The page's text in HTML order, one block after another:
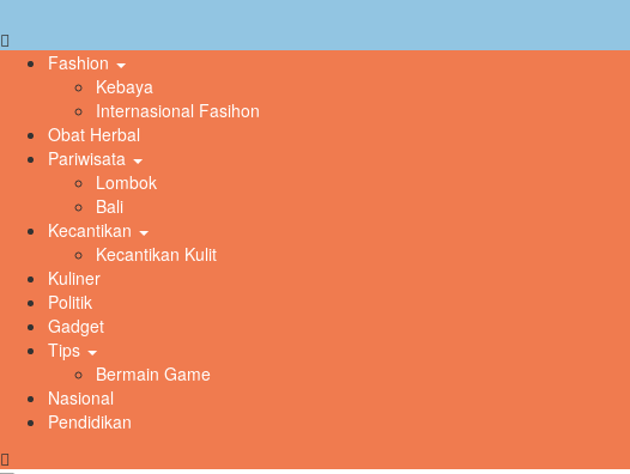
Fashion
Kebaya
Internasional Fasihon
Obat Herbal
Pariwisata
Lombok
Bali
Kecantikan
Kecantikan Kulit
Kuliner
Politik
Gadget
Tips
Bermain Game
Nasional
Pendidikan